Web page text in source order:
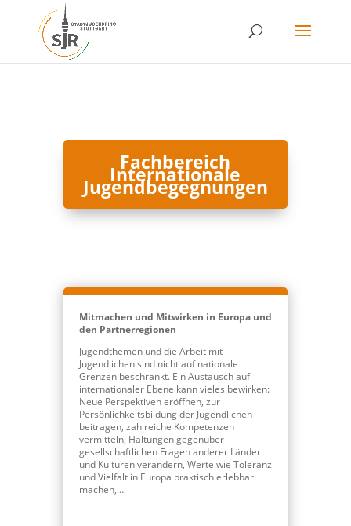
Fachbereich
Internationale
Jugendbegegnungen
Mitmachen und Mitwirken in Europa und
den Partnerregionen
Jugendthemen und die Arbeit mit
Jugendlichen sind nicht auf nationale
Grenzen beschränkt. Ein Austausch auf
internationaler Ebene kann vieles bewirken:
Neue Perspektiven eröffnen, zur
Persönlichkeitsbildung der Jugendlichen
beitragen, zahlreiche Kompetenzen
vermitteln, Haltungen gegenüber
gesellschaftlichen Fragen anderer Länder
und Kulturen verändern, Werte wie Toleranz
und Vielfalt in Europa praktisch erlebbar
machen,…